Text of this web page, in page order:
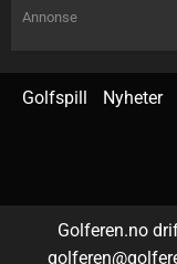
Annonse
Golfspill Nyheter
Golferen.no